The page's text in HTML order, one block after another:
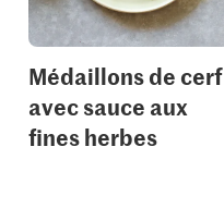
Médaillons de cerf
avec sauce aux
fines herbes